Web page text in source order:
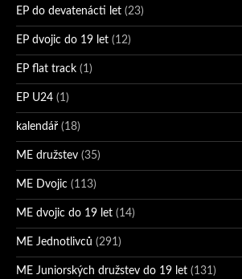
EP do devatenácti let (23)
EP dvojic do 19 let (12)
EP flat track (1)
EP U24 (1)
kalendář (18)
ME družstev (35)
ME Dvojic (113)
ME dvojic do 19 let (14)
ME Jednotlivců (291)
ME Juniorských družstev do 19 let (131)